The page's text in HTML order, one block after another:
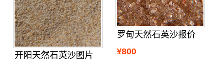
开阳天然石英沙图片
罗甸天然石英沙报价
¥800